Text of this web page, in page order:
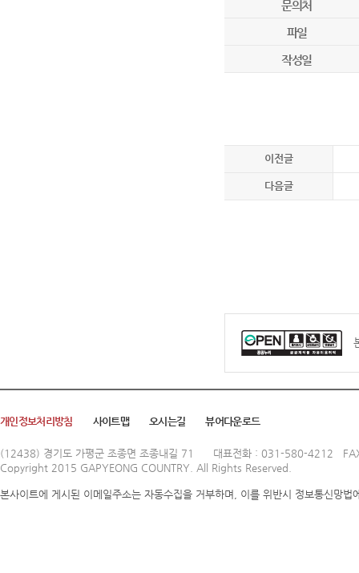
문의처
파일
작성일
이전글
다음글
개인정보처리방침 사이트맵 오시는길 뷰어다운로드
(12438) 경기도 가평군 조종면 조종내길 71
대표전화 : 031-580-4212
Copyright 2015 GAPYEONG COUNTRY. All Rights Reserved.
본사이트에 게시된 이메일주소는 자동수집을 거부하며, 이를 위반시 정보통신망법